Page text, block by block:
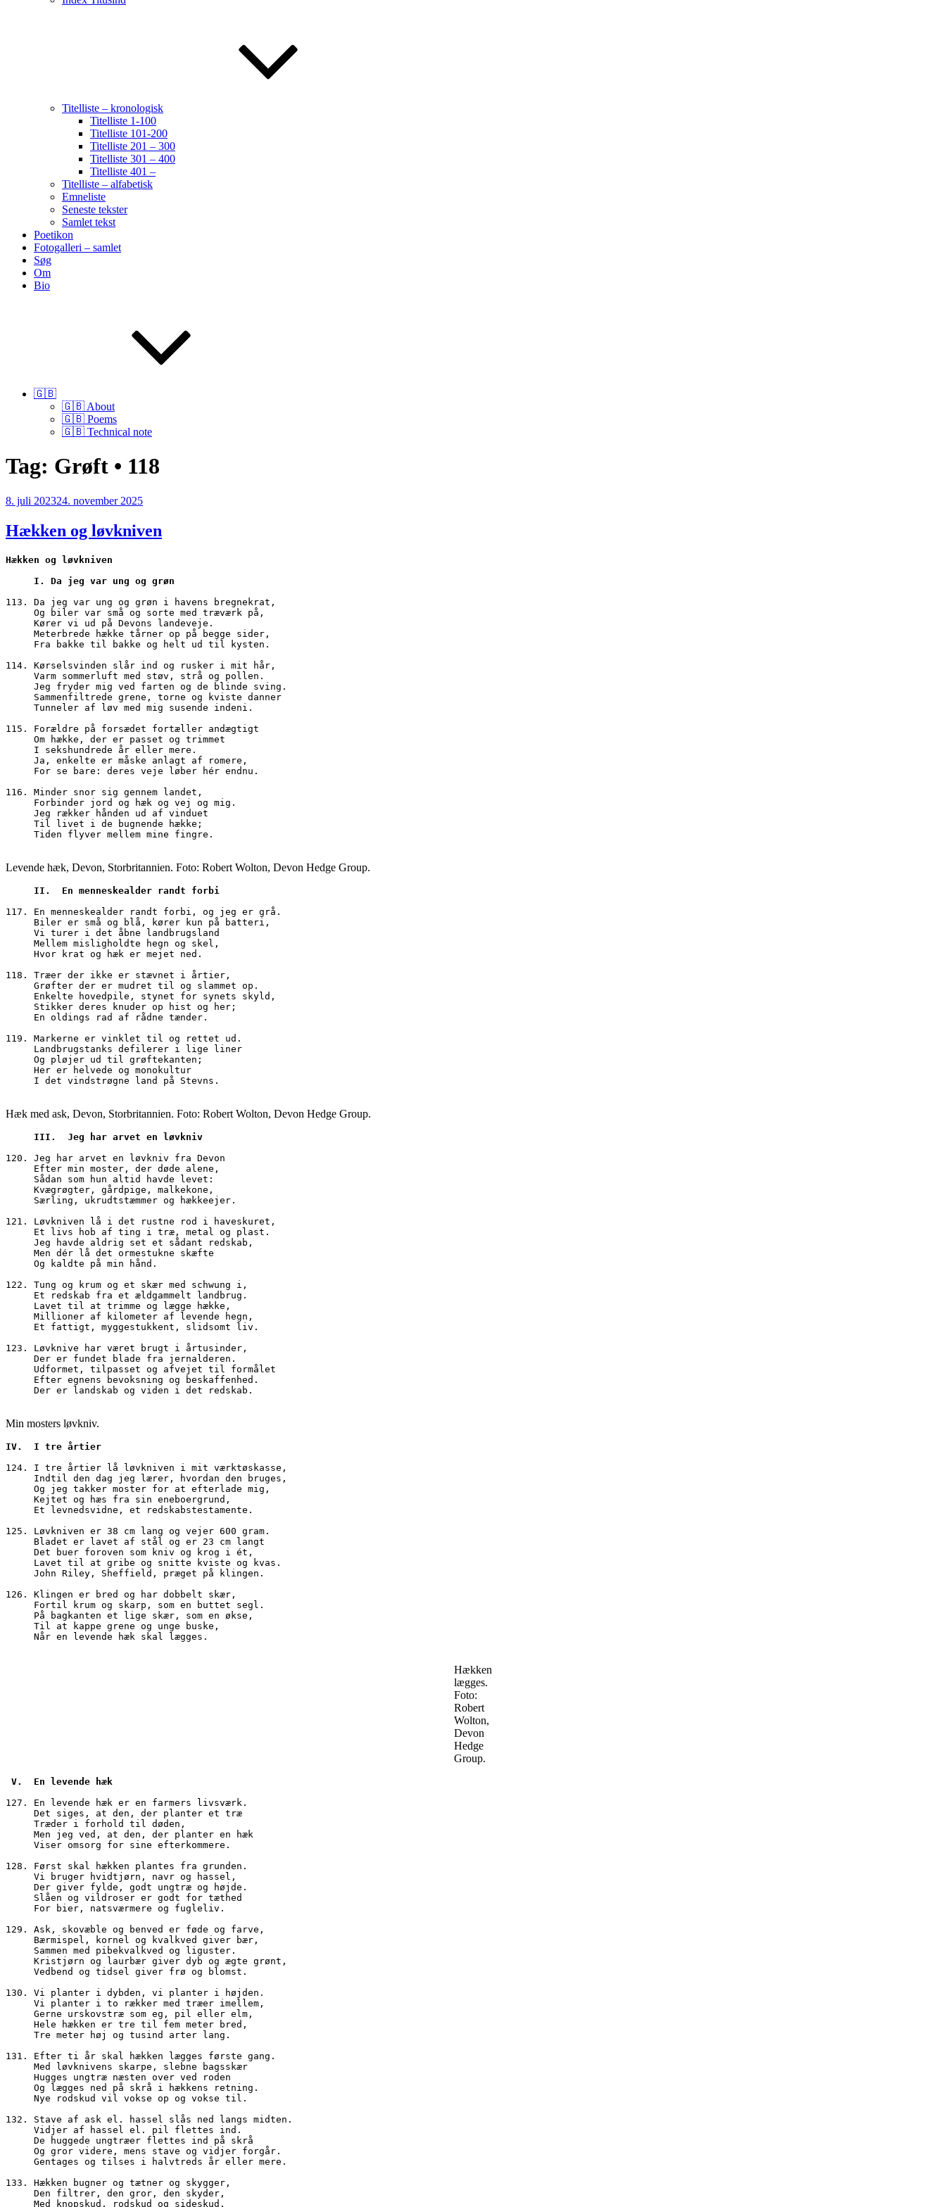
Titelliste – kronologisk
Titelliste 1-100
Titelliste 101-200
Titelliste 201 – 300
Titelliste 301 – 400
Titelliste 401 –
Titelliste – alfabetisk
Emneliste
Seneste tekster
Samlet tekst
Poetikon
Fotogalleri – samlet
Søg
Om
Bio
🇬🇧
🇬🇧 About
🇬🇧 Poems
🇬🇧 Technical note
Tag: Grøft • 118
Udgivet
8. juli 202324. november 2025
Hækken og løvkniven
Hækken og løvkniven
I. Da jeg var ung og grøn
113. Da jeg var ung og grøn i havens bregnekrat,
     Og biler var små og sorte med træværk på,
     Kører vi ud på Devons landeveje.
     Meterbrede hække tårner op på begge sider,
     Fra bakke til bakke og helt ud til kysten.
114. Kørselsvinden slår ind og rusker i mit hår,
     Varm sommerluft med støv, strå og pollen.
     Jeg fryder mig ved farten og de blinde sving.
     Sammenfiltrede grene, torne og kviste danner
     Tunneler af løv med mig susende indeni.
115. Forældre på forsædet fortæller andægtigt
     Om hække, der er passet og trimmet
     I sekshundrede år eller mere.
     Ja, enkelte er måske anlagt af romere,
     For se bare: deres veje løber hér endnu.
116. Minder snor sig gennem landet,
     Forbinder jord og hæk og vej og mig.
     Jeg rækker hånden ud af vinduet
     Til livet i de bugnende hække;
     Tiden flyver mellem mine fingre.
Levende hæk, Devon, Storbritannien. Foto: Robert Wolton, Devon Hedge Group.
     II.  En menneskealder randt forbi
117. En menneskealder randt forbi, og jeg er grå.
     Biler er små og blå, kører kun på batteri,
     Vi turer i det åbne landbrugsland
     Mellem misligholdte hegn og skel,
     Hvor krat og hæk er mejet ned.
118. Træer der ikke er stævnet i årtier,
     Grøfter der er mudret til og slammet op.
     Enkelte hovedpile, stynet for synets skyld,
     Stikker deres knuder op hist og her;
     En oldings rad af rådne tænder.
119. Markerne er vinklet til og rettet ud.
     Landbrugstanks defilerer i lige liner
     Og pløjer ud til grøftekanten;
     Her er helvede og monokultur
     I det vindstrøgne land på Stevns.
Hæk med ask, Devon, Storbritannien. Foto: Robert Wolton, Devon Hedge Group.
III.  Jeg har arvet en løvkniv
120. Jeg har arvet en løvkniv fra Devon
     Efter min moster, der døde alene,
     Sådan som hun altid havde levet:
     Kvægrøgter, gårdpige, malkekone,
     Særling, ukrudtstæmmer og hækkeejer.
121. Løvkniven lå i det rustne rod i haveskuret,
     Et livs hob af ting i træ, metal og plast.
     Jeg havde aldrig set et sådant redskab,
     Men dér lå det ormestukne skæfte
     Og kaldte på min hånd.
122. Tung og krum og et skær med schwung i,
     Et redskab fra et ældgammelt landbrug.
     Lavet til at trimme og lægge hække,
     Millioner af kilometer af levende hegn,
     Et fattigt, myggestukkent, slidsomt liv.
123. Løvknive har været brugt i årtusinder,
     Der er fundet blade fra jernalderen.
     Udformet, tilpasset og afvejet til formålet
     Efter egnens bevoksning og beskaffenhed.
     Der er landskab og viden i det redskab.
Min mosters løvkniv.
IV.  I tre årtier
124. I tre årtier lå løvkniven i mit værktøskasse,
     Indtil den dag jeg lærer, hvordan den bruges,
     Og jeg takker moster for at efterlade mig,
     Kejtet og hæs fra sin eneboergrund,
     Et levnedsvidne, et redskabstestamente.
125. Løvkniven er 38 cm lang og vejer 600 gram.
     Bladet er lavet af stål og er 23 cm langt
     Det buer foroven som kniv og krog i ét,
     Lavet til at gribe og snitte kviste og kvas.
     John Riley, Sheffield, præget på klingen.
126. Klingen er bred og har dobbelt skær,
     Fortil krum og skarp, som en buttet segl.
     På bagkanten et lige skær, som en økse,
     Til at kappe grene og unge buske,
     Når en levende hæk skal lægges.
Hækken
lægges.
Foto:
Robert
Wolton,
Devon
Hedge
Group.
V.  En levende hæk
127. En levende hæk er en farmers livsværk.
     Det siges, at den, der planter et træ
     Træder i forhold til døden,
     Men jeg ved, at den, der planter en hæk
     Viser omsorg for sine efterkommere.
128. Først skal hækken plantes fra grunden.
     Vi bruger hvidtjørn, navr og hassel,
     Der giver fylde, godt ungtræ og højde.
     Slåen og vildroser er godt for tæthed
     For bier, natsværmere og fugleliv.
129. Ask, skovæble og benved er føde og farve,
     Bærmispel, kornel og kvalkved giver bær,
     Sammen med pibekvalkved og liguster.
     Kristjørn og laurbær giver dyb og ægte grønt,
     Vedbend og tidsel giver frø og blomst.
130. Vi planter i dybden, vi planter i højden.
     Vi planter i to rækker med træer imellem,
     Gerne urskovstræ som eg, pil eller elm,
     Hele hækken er tre til fem meter bred,
     Tre meter høj og tusind arter lang.
131. Efter ti år skal hækken lægges første gang.
     Med løvknivens skarpe, slebne bagsskær
     Hugges ungtræ næsten over ved roden
     Og lægges ned på skrå i hækkens retning.
     Nye rodskud vil vokse op og vokse til.
132. Stave af ask el. hassel slås ned langs midten.
     Vidjer af hassel el. pil flettes ind.
     De huggede ungtræer flettes ind på skrå
     Og gror videre, mens stave og vidjer forgår.
     Gentages og tilses i halvtreds år eller mere.
133. Hækken bugner og tætner og skygger,
     Den filtrer, den gror, den skyder,
     Med knopskud, rodskud og sideskud.